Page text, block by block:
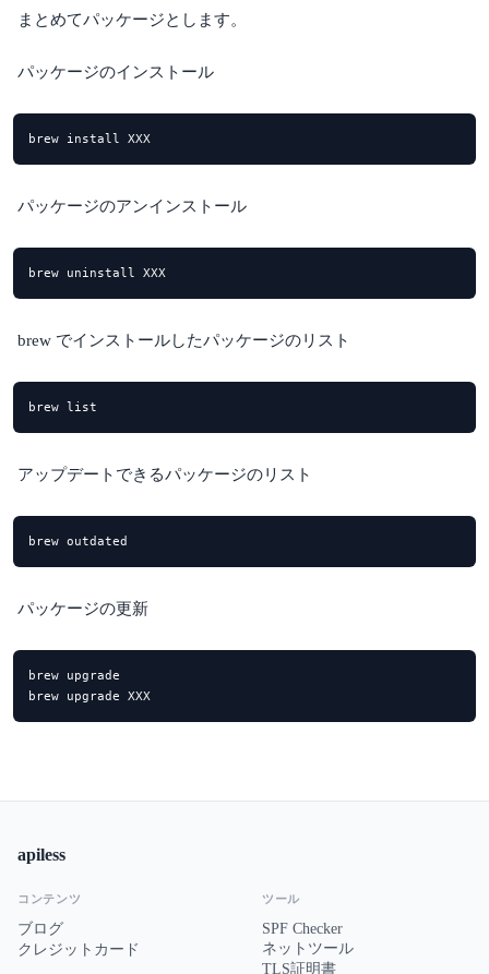
まとめてパッケージとします。
パッケージのインストール
brew install XXX
パッケージのアンインストール
brew uninstall XXX
brew でインストールしたパッケージのリスト
brew list
アップデートできるパッケージのリスト
brew outdated
パッケージの更新
brew upgrade
brew upgrade XXX
apiless
コンテンツ
ブログ
クレジットカード
ツール
SPF Checker
ネットツール
TLS証明書